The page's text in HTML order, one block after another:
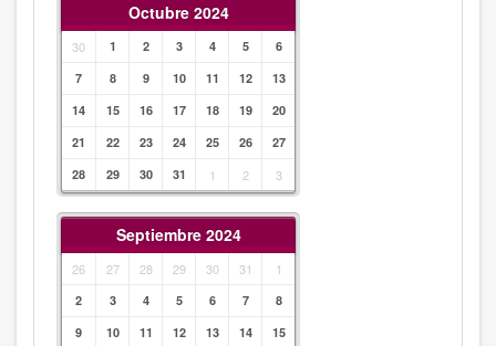
Octubre 2024
30 1 2 3 4 5
6
7
8 9 10 11 12
13
14
15 16 17 18 19
20
21
22 23 24 25 26
27
28
29 30 31 1 2 3
Septiembre 2024
26 27 28 29 30 31 1
2 3 4 5 6 7
8
9
10 11 12 13 14
15